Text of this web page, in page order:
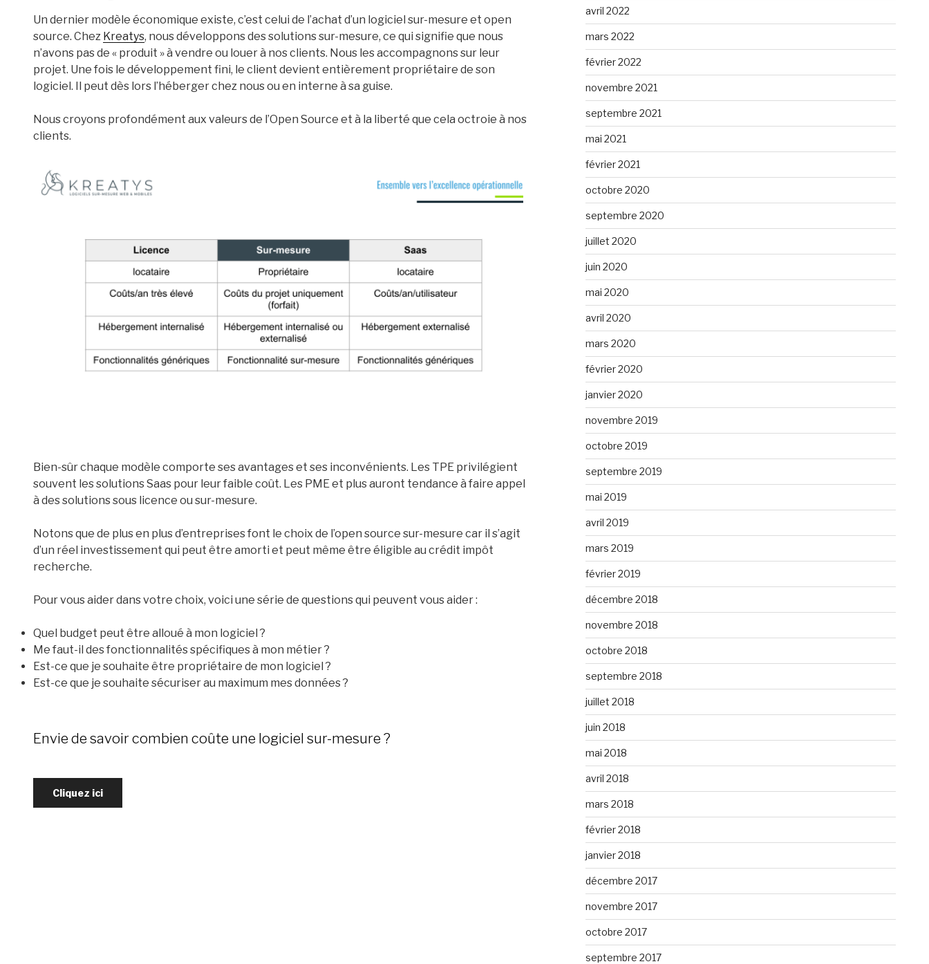
Un dernier modèle économique existe, c’est celui de l’achat d’un logiciel sur-mesure et open
source. Chez Kreatys, nous développons des solutions sur-mesure, ce qui signifie que nous
n’avons pas de « produit » à vendre ou louer à nos clients. Nous les accompagnons sur leur
projet. Une fois le développement fini, le client devient entièrement propriétaire de son
logiciel. Il peut dès lors l’héberger chez nous ou en interne à sa guise.
Nous croyons profondément aux valeurs de l’Open Source et à la liberté que cela octroie à nos
clients.
Bien-sûr chaque modèle comporte ses avantages et ses inconvénients. Les TPE privilégient
souvent les solutions Saas pour leur faible coût. Les PME et plus auront tendance à faire appel
à des solutions sous licence ou sur-mesure.
Notons que de plus en plus d’entreprises font le choix de l’open source sur-mesure car il s’agit
d’un réel investissement qui peut être amorti et peut même être éligible au crédit impôt
recherche.
Pour vous aider dans votre choix, voici une série de questions qui peuvent vous aider :
Quel budget peut être alloué à mon logiciel ?
Me faut-il des fonctionnalités spécifiques à mon métier ?
Est-ce que je souhaite être propriétaire de mon logiciel ?
Est-ce que je souhaite sécuriser au maximum mes données ?
Envie de savoir combien coûte une logiciel sur-mesure ?
Cliquez ici
avril 2022
mars 2022
février 2022
novembre 2021
septembre 2021
mai 2021
février 2021
octobre 2020
septembre 2020
juillet 2020
juin 2020
mai 2020
avril 2020
mars 2020
février 2020
janvier 2020
novembre 2019
octobre 2019
septembre 2019
mai 2019
avril 2019
mars 2019
février 2019
décembre 2018
novembre 2018
octobre 2018
septembre 2018
juillet 2018
juin 2018
mai 2018
avril 2018
mars 2018
février 2018
janvier 2018
décembre 2017
novembre 2017
octobre 2017
septembre 2017